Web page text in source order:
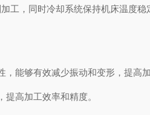
工，同时冷却系统保持机床温度
能够有效减少振动和变形，提高加
高加工效率和精度。